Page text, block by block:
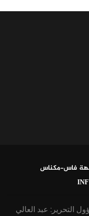
فاس-مكناس
التحرير: عبد العالي